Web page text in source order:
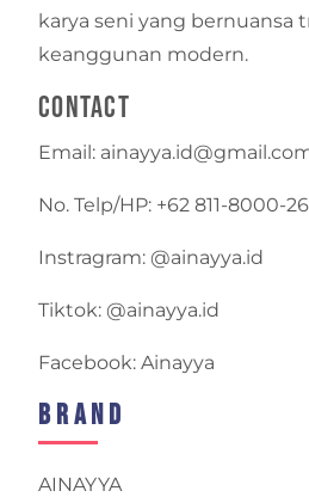
karya seni yang bernuansa
keanggunan modern.
Contact
Email:
No. Telp/HP: +62 811-8000-
Instragram: @ainayya.id
Tiktok: @ainayya.id
Facebook: Ainayya
Brand
AINAYYA